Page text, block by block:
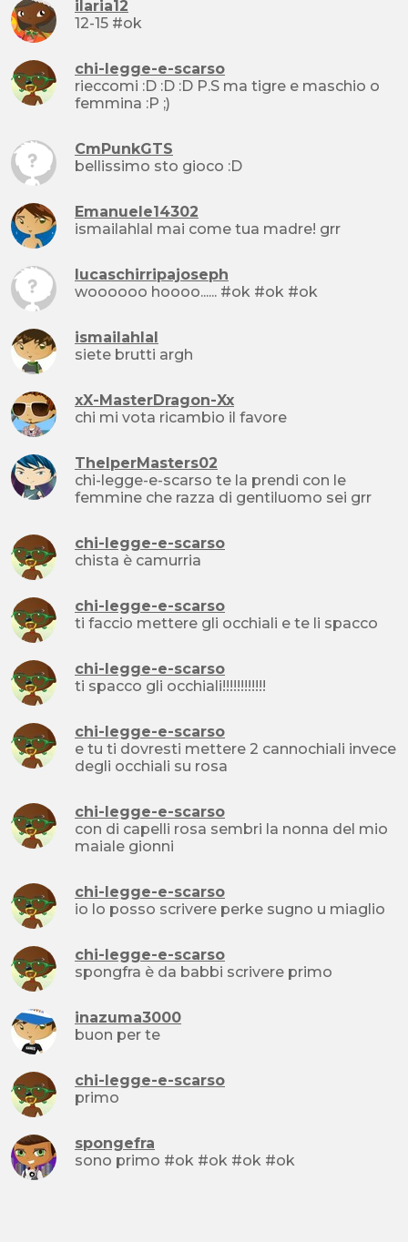
ilaria12
12-15 #ok
chi-legge-e-scarso
rieccomi :D :D :D P.S ma tigre e maschio o
femmina :P ;)
CmPunkGTS
bellissimo sto gioco :D
Emanuele14302
ismailahlal mai come tua madre! grr
lucaschirripajoseph
woooooo hoooo...... #ok #ok #ok
ismailahlal
siete brutti argh
xX-MasterDragon-Xx
chi mi vota ricambio il favore
TheIperMasters02
chi-legge-e-scarso te la prendi con le
femmine che razza di gentiluomo sei grr
chi-legge-e-scarso
chista è camurria
chi-legge-e-scarso
ti faccio mettere gli occhiali e te li spacco
chi-legge-e-scarso
ti spacco gli occhiali!!!!!!!!!!!!
chi-legge-e-scarso
e tu ti dovresti mettere 2 cannochiali invece
degli occhiali su rosa
chi-legge-e-scarso
con di capelli rosa sembri la nonna del mio
maiale gionni
chi-legge-e-scarso
io lo posso scrivere perke sugno u miaglio
chi-legge-e-scarso
spongfra è da babbi scrivere primo
inazuma3000
buon per te
chi-legge-e-scarso
primo
spongefra
sono primo #ok #ok #ok #ok